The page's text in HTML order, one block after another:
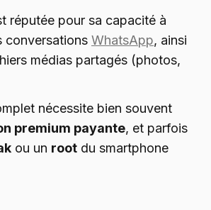
réputée pour sa capacité à
conversations WhatsApp, ainsi
médias partagés (photos,
nécessite bien souvent
premium payante, et parfois
ou un root du smartphone